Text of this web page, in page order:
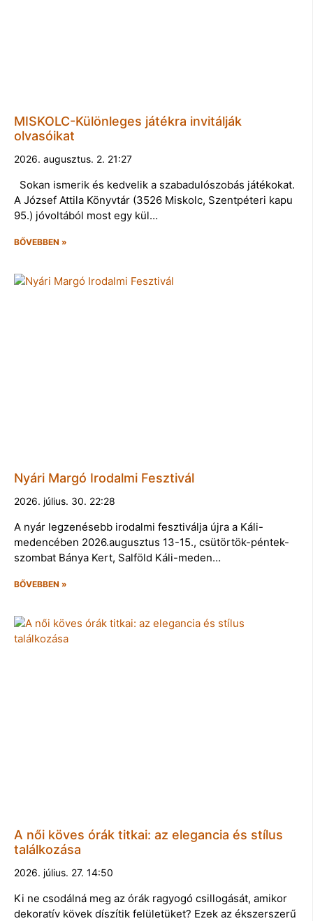
MISKOLC-Különleges játékra invitálják
olvasóikat
2026. augusztus. 2. 21:27
Sokan ismerik és kedvelik a szabadulószobás játékokat.
A József Attila Könyvtár (3526 Miskolc, Szentpéteri kapu
95.) jóvoltából most egy kül…
BŐVEBBEN »
Nyári Margó Irodalmi Fesztivál
2026. július. 30. 22:28
A nyár legzenésebb irodalmi fesztiválja újra a Káli-
medencében 2026.augusztus 13-15., csütörtök-péntek-
szombat Bánya Kert, Salföld Káli-meden…
BŐVEBBEN »
A női köves órák titkai: az elegancia és stílus
találkozása
2026. július. 27. 14:50
Ki ne csodálná meg az órák ragyogó csillogását, amikor
dekoratív kövek díszítik felületüket? Ezek az ékszerszerű